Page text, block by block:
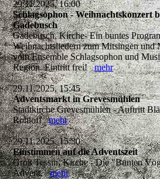
29.11.2025, 16:00
Schlagsophon - Weihnachtskonzert
Gadebusch
Gadebusch, Kirche- Ein buntes
Weihnachtsliedern zum Mitsingen und
vom Ensemble Schlagsophon und
Region. Eintritt frei!mehr
29.11.2025, 15:45
Adventsmarkt in Grevesmühlen
Stadtkirche Grevesmühlen - Auftritt
Rohloffmehr
29.11.2025, 15:30
Einstimmen auf die Adventszeit
Groß Tessin, Kirche - Die "Bunten
Advent.mehr